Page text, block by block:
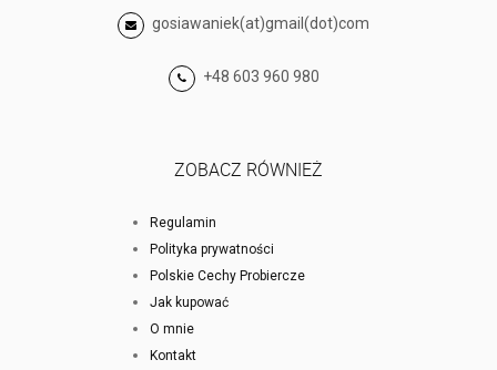
gosiawaniek(at)gmail(dot)com
+48 603 960 980
ZOBACZ RÓWNIEŻ
Regulamin
Polityka prywatności
Polskie Cechy Probiercze
Jak kupować
O mnie
Kontakt